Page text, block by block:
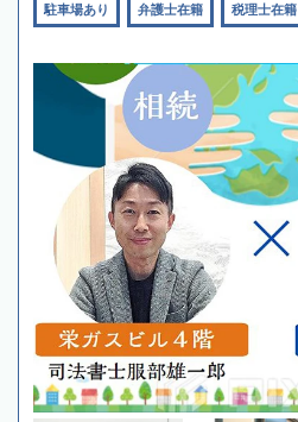
駐車場あり 弁護士在籍 税理士在籍